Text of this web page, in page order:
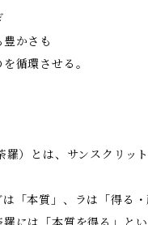
かさも
循環させる。
羅）とは、サンスクリッ
「本質」、ラは「得る